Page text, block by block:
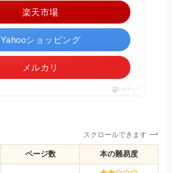
楽天市場
Yahooショッピング
メルカリ
ポチップ
スクロールできます
ページ数 本の難易度